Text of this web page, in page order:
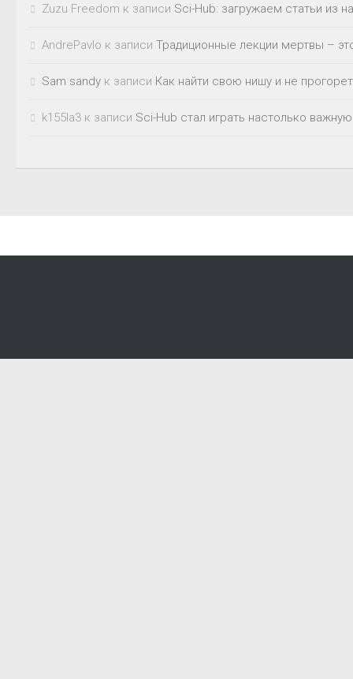
Zuzu Freedom к записи Sci-Hub: загружаем статьи из
AndrePavlo к записи Традиционные лекции мертвы –
Sam sandy к записи Как найти свою нишу и не
k155la3 к записи Sci-Hub стал играть настолько